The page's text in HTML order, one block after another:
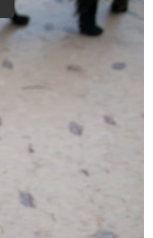
العلامات عبارة عن مراحل
تظهر ان الكلب معرض لخطر
تغييرات في